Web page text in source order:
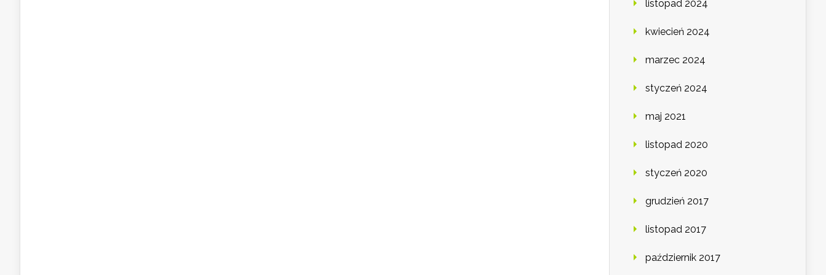
listopad 2024
kwiecień 2024
marzec 2024
styczeń 2024
maj 2021
listopad 2020
styczeń 2020
grudzień 2017
listopad 2017
październik 2017